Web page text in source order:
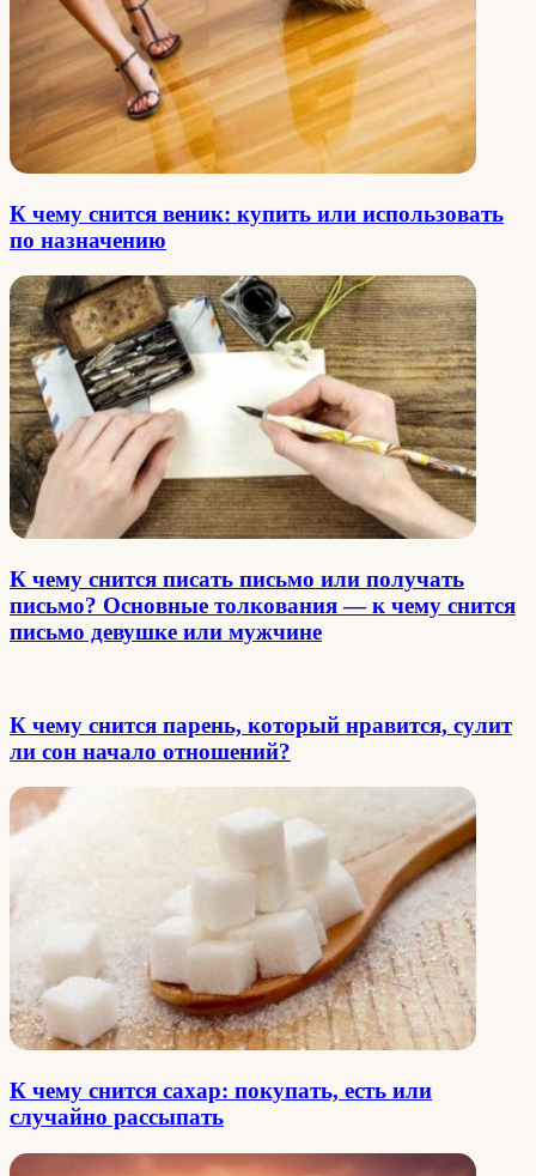
К чему снится веник: купить или использовать
по назначению
К чему снится писать письмо или получать
письмо? Основные толкования — к чему снится
письмо девушке или мужчине
К чему снится парень, который нравится, сулит
ли сон начало отношений?
К чему снится сахар: покупать, есть или
случайно рассыпать